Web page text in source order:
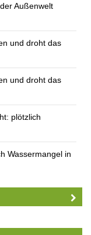
Außenwelt
und droht das
und droht das
plötzlich
Wassermangel in